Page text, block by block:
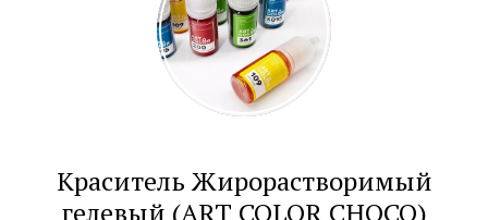
Краситель Жирорастворимый
гелевый (ART COLOR CHOCO)